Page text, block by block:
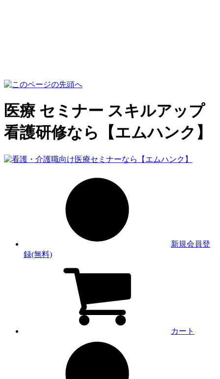
医療 セミナー スキルアップ
看護研修なら【エムハンク】
新規会員登
録(無料)
カート